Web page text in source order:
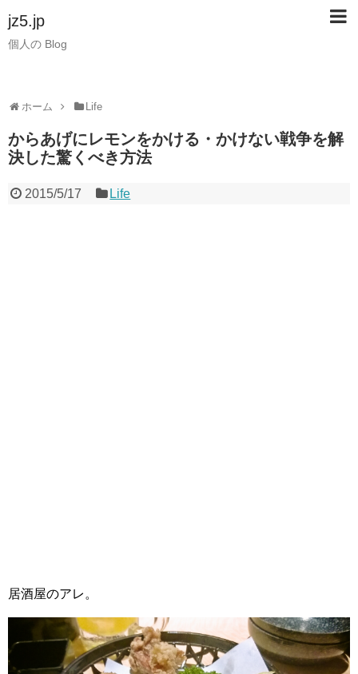
jz5.jp
個人の Blog
ホーム Life
からあげにレモンをかける・かけない戦争を解
決した驚くべき方法
2015/5/17 Life
居酒屋のアレ。